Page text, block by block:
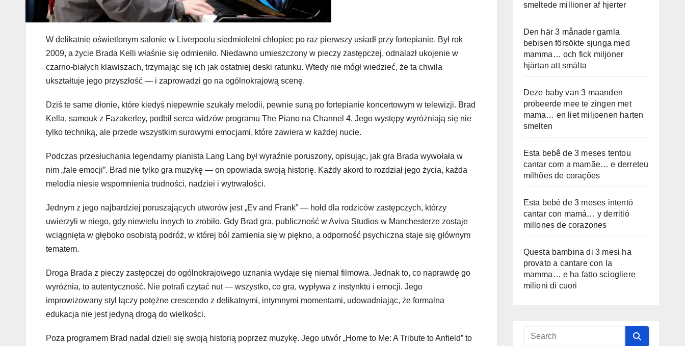
W delikatnie oświetlonym salonie w Liverpoolu siedmioletni chłopiec po raz pierwszy usiadł przy fortepianie. Był rok
2009, a życie Brada Kelli właśnie się odmieniło. Niedawno umieszczony w pieczy zastępczej, odnalazł ukojenie w
czarno-białych klawiszach, trzymając się ich jak ostatniej deski ratunku. Wtedy nie mógł wiedzieć, że ta chwila
ukształtuje jego przyszłość — i zaprowadzi go na ogólnokrajową scenę.
Dziś te same dłonie, które kiedyś niepewnie szukały melodii, pewnie suną po fortepianie koncertowym w telewizji. Brad
Kella, samouk z Fazakerley, podbił serca widzów programu The Piano na Channel 4. Jego występy wyróżniają się nie
tylko techniką, ale przede wszystkim surowymi emocjami, które zawiera w każdej nucie.
Podczas przesłuchania legendarny pianista Lang Lang był wyraźnie poruszony, opisując, jak gra Brada wywołała w
nim „fale emocji”. Brad nie tylko gra muzykę — on opowiada swoją historię. Każdy akord to rozdział jego życia, każda
melodia niesie wspomnienia trudności, nadziei i wytrwałości.
Jednym z jego najbardziej poruszających utworów jest „Ev and Frank” — hołd dla rodziców zastępczych, którzy
uwierzyli w niego, gdy niewielu innych to zrobiło. Gdy Brad gra, publiczność w Aviva Studios w Manchesterze zostaje
wciągnięta w głęboko osobistą podróż, w której ból zamienia się w piękno, a odporność psychiczna staje się głównym
tematem.
Droga Brada z pieczy zastępczej do ogólnokrajowego uznania wydaje się niemal filmowa. Jednak to, co naprawdę go
wyróżnia, to autentyczność. Nie potrafi czytać nut — wszystko, co gra, wypływa z instynktu i emocji. Jego
improwizowany styl łączy potężne crescendo z delikatnymi, intymnymi momentami, udowadniając, że formalna
edukacja nie jest jedyną drogą do wielkości.
Poza programem Brad nadal dzieli się swoją historią poprzez muzykę. Jego utwór „Home to Me: A Tribute to Anfield” to
smeltede millioner af hjerter
Den här 3 månader gamla
bebisen försökte sjunga med
mamma… och fick miljoner
hjärtan att smälta
Deze baby van 3 maanden
probeerde mee te zingen met
mama… en liet miljoenen harten
smelten
Esta bebê de 3 meses tentou
cantar com a mamãe… e derreteu
milhões de corações
Esta bebé de 3 meses intentó
cantar con mamá… y derritió
millones de corazones
Questa bambina di 3 mesi ha
provato a cantare con la
mamma… e ha fatto sciogliere
milioni di cuori